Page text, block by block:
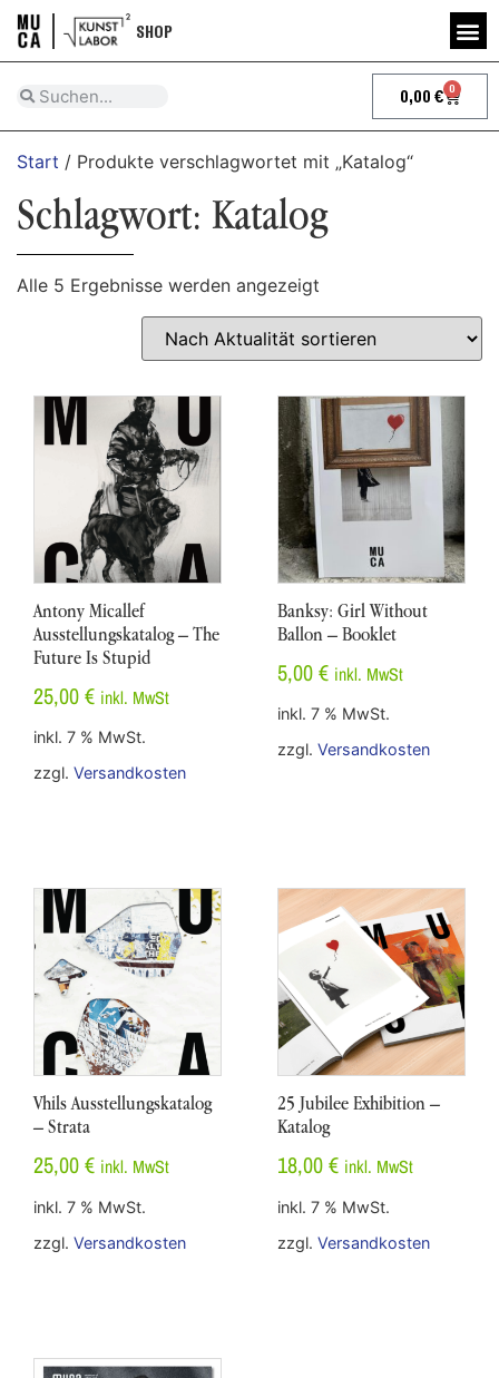
SHOP
0,00 € 0
Start / Produkte verschlagwortet mit „Katalog“
Schlagwort: Katalog
Alle 5 Ergebnisse werden angezeigt
Antony Micallef
Ausstellungskatalog – The
Future Is Stupid
25,00€ inkl. MwSt
inkl. 7 % MwSt.
zzgl. Versandkosten
Banksy: Girl Without
Ballon – Booklet
5,00€ inkl. MwSt
inkl. 7 % MwSt.
zzgl. Versandkosten
Vhils Ausstellungskatalog
– Strata
25,00€ inkl. MwSt
inkl. 7 % MwSt.
zzgl. Versandkosten
25 Jubilee Exhibition –
Katalog
18,00€ inkl. MwSt
inkl. 7 % MwSt.
zzgl. Versandkosten